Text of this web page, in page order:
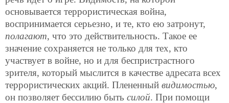
основывается террористическая война,
воспринимается серьезно, и те, кто ею затронут,
полагают, что это действительность. Такое ее
значение сохраняется не только для тех, кто
участвует в войне, но и для беспристрастного
зрителя, который мыслится в качестве адресата всех
террористических акций. Плененный видимостью,
он позволяет бессилию быть силой. При помощи